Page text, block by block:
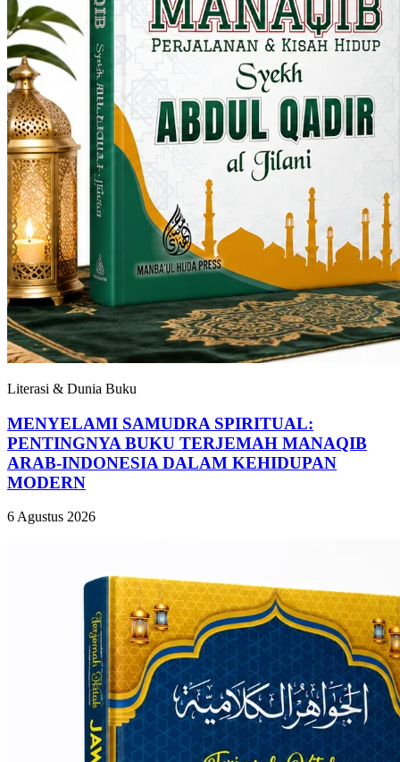
Literasi & Dunia Buku
MENYELAMI SAMUDRA SPIRITUAL:
PENTINGNYA BUKU TERJEMAH MANAQIB
ARAB-INDONESIA DALAM KEHIDUPAN
MODERN
6 Agustus 2026